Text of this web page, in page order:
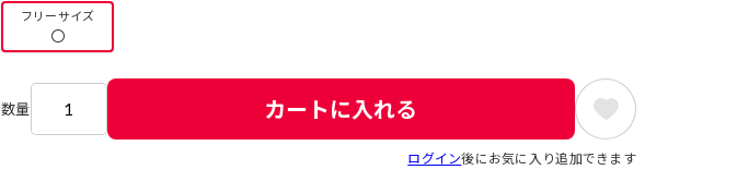
フリーサイズ
〇
数量 カートに入れる
ログイン後にお気に入り追加できます